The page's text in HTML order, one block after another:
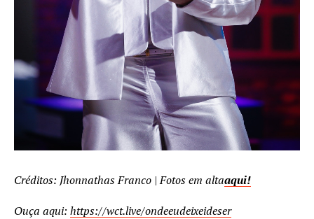
Créditos: Jhonnathas Franco | Fotos em altaaqui!
Ouça aqui: https://wct.live/ondeeudeixeideser